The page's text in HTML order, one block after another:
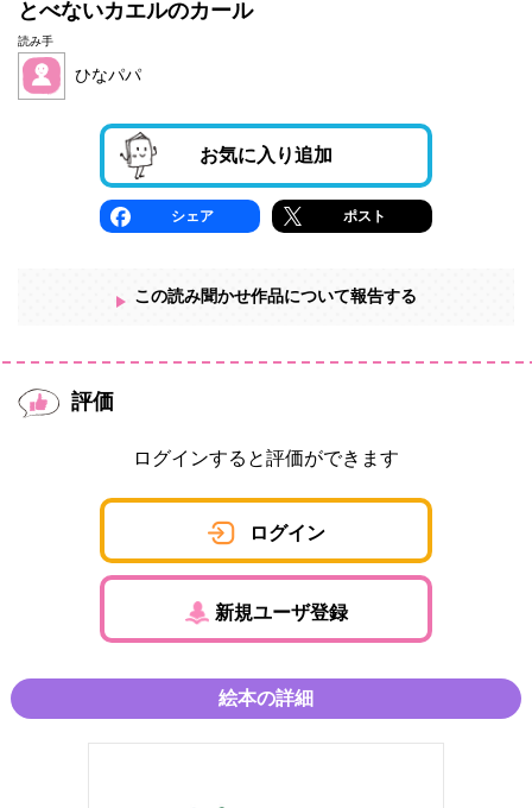
とべないカエルのカール
読み手
ひなパパ
お気に入り追加
シェア ポスト
この読み聞かせ作品について報告する
評価
ログインすると評価ができます
ログイン
新規ユーザ登録
絵本の詳細